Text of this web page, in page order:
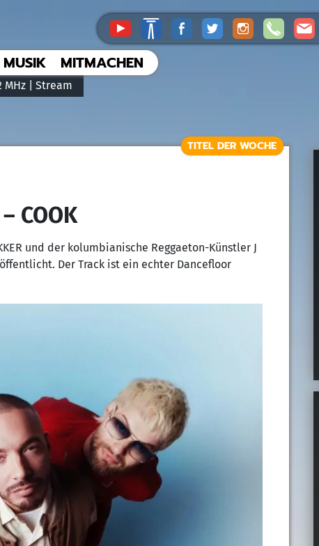
| Stream
MUSIK MITMACHEN
TITEL DER WOCHE
COOK
und der kolumbianische Reggaeton-Künstler J
Der Track ist ein echter Dancefloor